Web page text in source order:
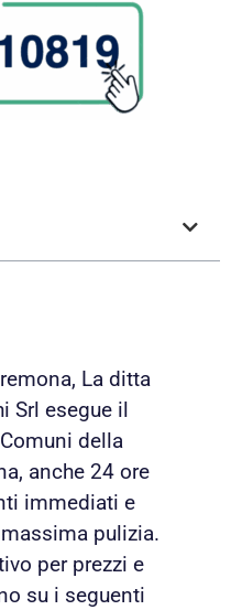
La ditta
Srl esegue il
della
anche 24 ore
immediati e
pulizia.
per prezzi e
su i seguenti